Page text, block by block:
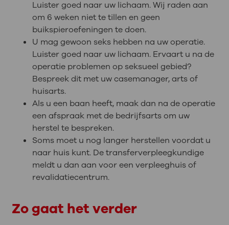
Luister goed naar uw lichaam. Wij raden aan
om 6 weken niet te tillen en geen
buikspieroefeningen te doen.
U mag gewoon seks hebben na uw operatie.
Luister goed naar uw lichaam. Ervaart u na de
operatie problemen op seksueel gebied?
Bespreek dit met uw casemanager, arts of
huisarts.
Als u een baan heeft, maak dan na de operatie
een afspraak met de bedrijfsarts om uw
herstel te bespreken.
Soms moet u nog langer herstellen voordat u
naar huis kunt. De transferverpleegkundige
meldt u dan aan voor een verpleeghuis of
revalidatiecentrum.
Zo gaat het verder